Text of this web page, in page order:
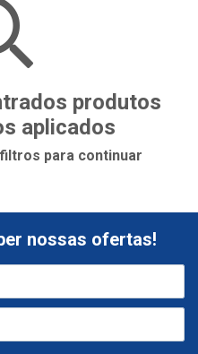
produtos
aplicados
para continuar
nossas ofertas!